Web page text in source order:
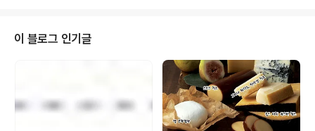
만두 ‘생가득 탱글새우 물만두(270g*2/7,980원)’와 ‘생
가득 5색야채&고기물만두(300g*2/7,980원)’ 2종을 출
시했다고 6일 밝혔다. 이번에 출시한 별미 물만두 제품은
만두피를 찹쌀가루와 1등급 강력분 밀가루를 최적의 비율
이 블로그 인기글